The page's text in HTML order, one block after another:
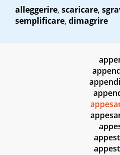
alleggerire, scaricare,
semplificare, dimagrire